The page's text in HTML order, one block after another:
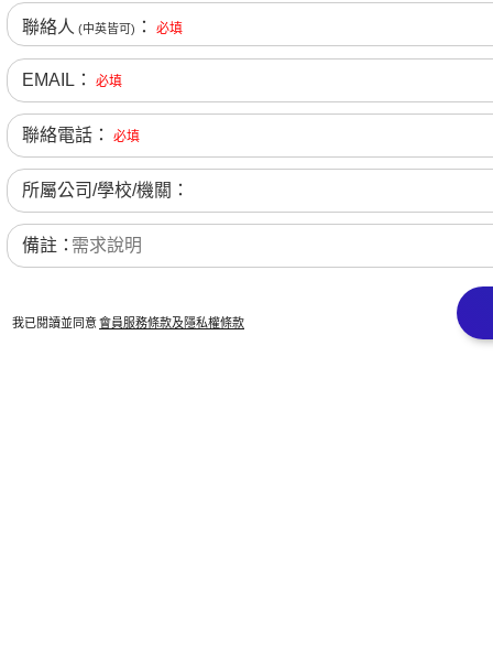
聯絡人 (中英皆可) ： 必填
EMAIL： 必填
聯絡電話： 必填
所屬公司/學校/機關：
備註：
我已閱讀並同意會員服務條款及隱私權條款